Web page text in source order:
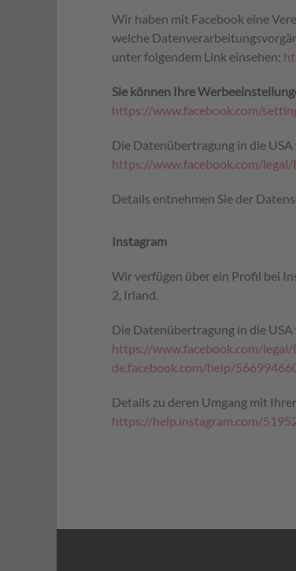
Wir haben mit Facebook eine
welche
unter folgendem Link einsehen:
Sie können Ihre
https://www.facebook.com/
Die Datenübertragung in die
https://www.facebook.com/legal/
Details entnehmen Sie der
Instagram
Wir verfügen über ein Profil bei
2, Irland.
Die Datenübertragung in die
https://www.facebook.com/legal/
de.facebook.com/help/
Details zu deren Umgang mit
https://help.instagram.com/